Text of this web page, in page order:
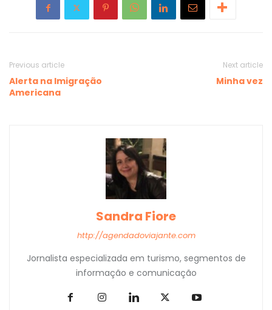
Previous article
Alerta na Imigração
Americana
Next article
Minha vez
Sandra Fiore
http://agendadoviajante.com
Jornalista especializada em turismo, segmentos de
informação e comunicação